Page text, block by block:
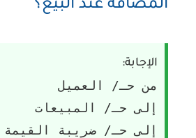
المضافة عند البيع؟
الإجابة:
من حـ/ العميل
إلى حـ/ المبيعات
إلى حـ/ ضريبة القيمة